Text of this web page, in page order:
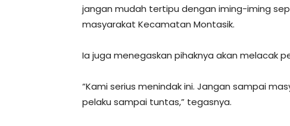
jangan mudah tertipu dengan iming-iming
masyarakat Kecamatan Montasik.
Ia juga menegaskan pihaknya akan melacak
“Kami serius menindak ini. Jangan sampai
pelaku sampai tuntas,” tegasnya.